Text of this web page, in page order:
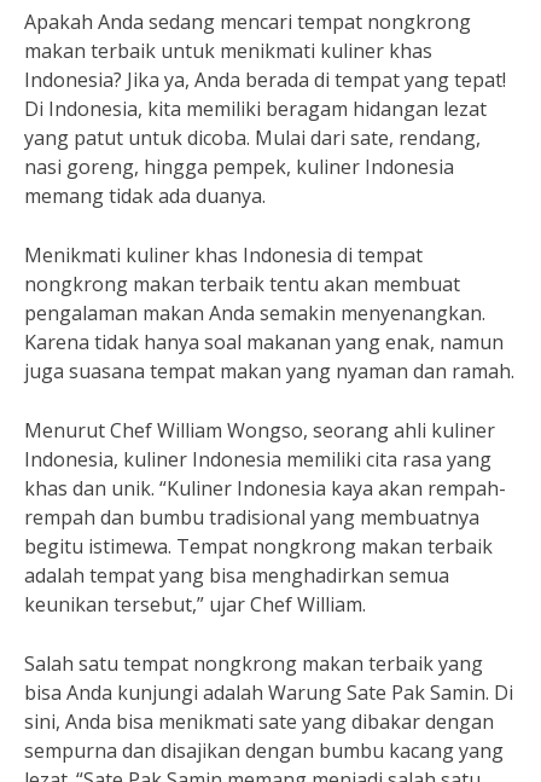
Apakah Anda sedang mencari tempat nongkrong
makan terbaik untuk menikmati kuliner khas
Indonesia? Jika ya, Anda berada di tempat yang tepat!
Di Indonesia, kita memiliki beragam hidangan lezat
yang patut untuk dicoba. Mulai dari sate, rendang,
nasi goreng, hingga pempek, kuliner Indonesia
memang tidak ada duanya.
Menikmati kuliner khas Indonesia di tempat
nongkrong makan terbaik tentu akan membuat
pengalaman makan Anda semakin menyenangkan.
Karena tidak hanya soal makanan yang enak, namun
juga suasana tempat makan yang nyaman dan ramah.
Menurut Chef William Wongso, seorang ahli kuliner
Indonesia, kuliner Indonesia memiliki cita rasa yang
khas dan unik. “Kuliner Indonesia kaya akan rempah-
rempah dan bumbu tradisional yang membuatnya
begitu istimewa. Tempat nongkrong makan terbaik
adalah tempat yang bisa menghadirkan semua
keunikan tersebut,” ujar Chef William.
Salah satu tempat nongkrong makan terbaik yang
bisa Anda kunjungi adalah Warung Sate Pak Samin. Di
sini, Anda bisa menikmati sate yang dibakar dengan
sempurna dan disajikan dengan bumbu kacang yang